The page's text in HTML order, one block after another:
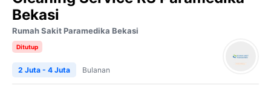
Bekasi
Rumah Sakit Paramedika Bekasi
Ditutup
2 Juta - 4 Juta Bulanan